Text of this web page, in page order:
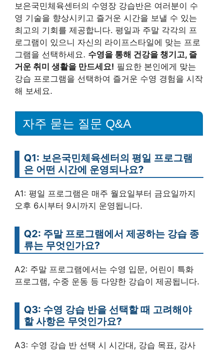
보은국민체육센터의 수영장 강습반은 여러분이 수
영 기술을 향상시키고 즐거운 시간을 보낼 수 있는
최고의 기회를 제공합니다. 평일과 주말 각각의 프
로그램이 있으니 자신의 라이프스타일에 맞는 프로
그램을 선택하세요. 수영을 통해 건강을 챙기고, 즐
거운 취미 생활을 만드세요! 필요한 본인에게 맞는
강습 프로그램을 선택하여 즐거운 수영 경험을 시작
해 보세요.
자주 묻는 질문 Q&A
Q1: 보은국민체육센터의 평일 프로그램
은 어떤 시간에 운영되나요?
A1: 평일 프로그램은 매주 월요일부터 금요일까지
오후 6시부터 9시까지 운영됩니다.
Q2: 주말 프로그램에서 제공하는 강습 종
류는 무엇인가요?
A2: 주말 프로그램에서는 수영 입문, 어린이 특화
프로그램, 수중 운동 등 다양한 강습이 제공됩니다.
Q3: 수영 강습 반을 선택할 때 고려해야
할 사항은 무엇인가요?
A3: 수영 강습 반 선택 시 시간대, 강습 목표, 강사